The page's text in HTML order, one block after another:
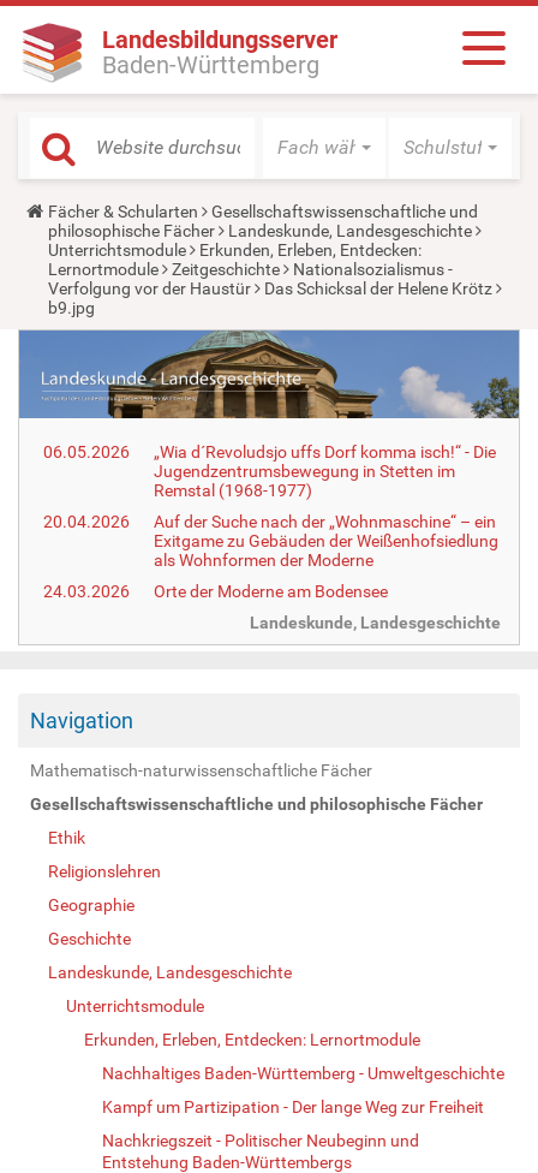
Landesbildungsserver
Baden-Württemberg
Fach wählen Schulstufe
Y
o
u
a
r
e
h
e
:
Fächer & Schularten
Gesellschaftswissenschaftliche und
philosophische Fächer
Landeskunde, Landesgeschichte
Unterrichtsmodule
Erkunden, Erleben, Entdecken:
Lernortmodule
Zeitgeschichte
Nationalsozialismus -
Verfolgung vor der Haustür
Das Schicksal der Helene Krötz
b9.jpg
06.05.2026
„Wia d´Revoludsjo uffs Dorf komma isch!“ - Die
Jugendzentrumsbewegung in Stetten im
Remstal (1968-1977)
20.04.2026
Auf der Suche nach der „Wohnmaschine“ – ein
Exitgame zu Gebäuden der Weißenhofsiedlung
als Wohnformen der Moderne
24.03.2026
Orte der Moderne am Bodensee
Landeskunde, Landesgeschichte
Navigation
Mathematisch-naturwissenschaftliche Fächer
Gesellschaftswissenschaftliche und philosophische Fächer
Ethik
Religionslehren
Geographie
Geschichte
Landeskunde, Landesgeschichte
Unterrichtsmodule
Erkunden, Erleben, Entdecken: Lernortmodule
Nachhaltiges Baden-Württemberg - Umweltgeschichte
Kampf um Partizipation - Der lange Weg zur Freiheit
Nachkriegszeit - Politischer Neubeginn und
Entstehung Baden-Württembergs